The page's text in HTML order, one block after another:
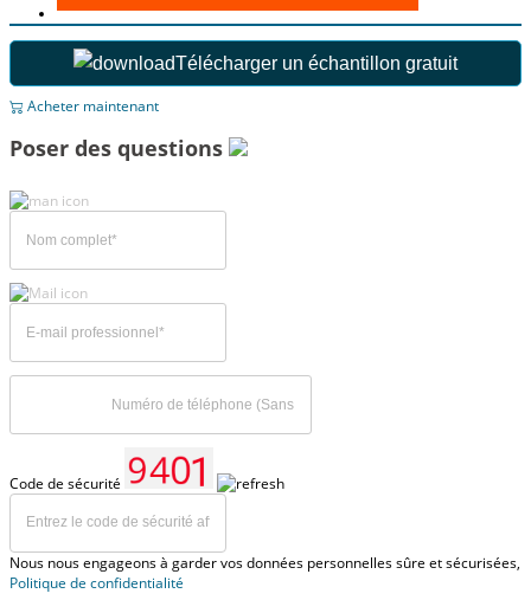
Télécharger un échantillon gratuit
Acheter maintenant
Poser des questions
Code de sécurité
Nous nous engageons à garder vos données personnelles sûre et sécurisées,
Politique de confidentialité